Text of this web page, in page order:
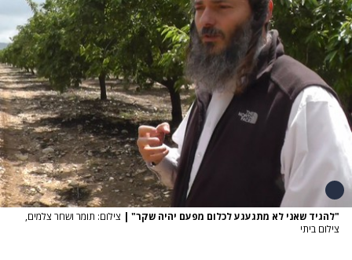
"להגיד שאני לא מתגעגע לכלום מפעם יהיה שקר" | צילום: תומר ושחר צלמים,
צילום ביתי